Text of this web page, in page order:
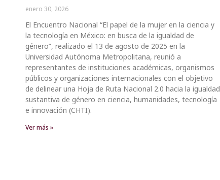
enero 30, 2026
El Encuentro Nacional “El papel de la mujer en la ciencia y
la tecnología en México: en busca de la igualdad de
género”, realizado el 13 de agosto de 2025 en la
Universidad Autónoma Metropolitana, reunió a
representantes de instituciones académicas, organismos
públicos y organizaciones internacionales con el objetivo
de delinear una Hoja de Ruta Nacional 2.0 hacia la igualdad
sustantiva de género en ciencia, humanidades, tecnología
e innovación (CHTI).
Ver más »